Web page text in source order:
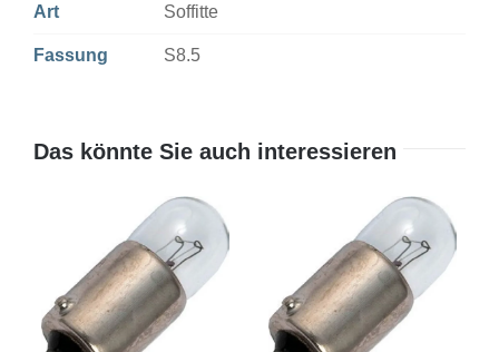
Art Soffitte
Fassung S8.5
Das könnte Sie auch interessieren